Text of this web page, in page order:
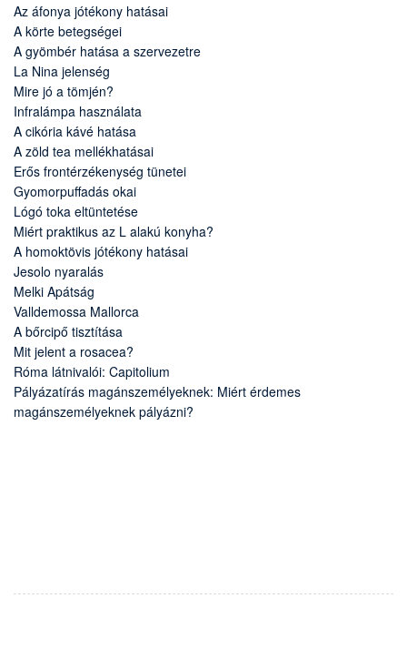
Az áfonya jótékony hatásai
A körte betegségei
A gyömbér hatása a szervezetre
La Nina jelenség
Mire jó a tömjén?
Infralámpa használata
A cikória kávé hatása
A zöld tea mellékhatásai
Erős frontérzékenység tünetei
Gyomorpuffadás okai
Lógó toka eltüntetése
Miért praktikus az L alakú konyha?
A homoktövis jótékony hatásai
Jesolo nyaralás
Melki Apátság
Valldemossa Mallorca
A bőrcipő tisztítása
Mit jelent a rosacea?
Róma látnivalói: Capitolium
Pályázatírás magánszemélyeknek: Miért érdemes
magánszemélyeknek pályázni?